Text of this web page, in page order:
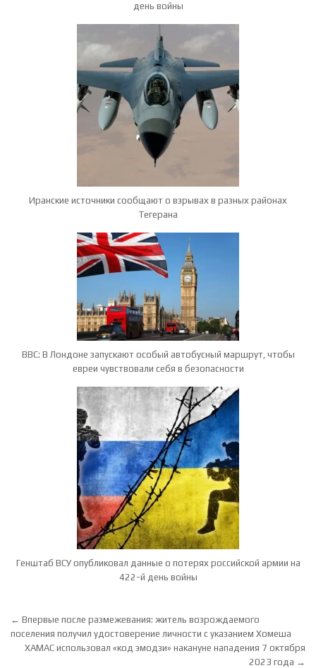
день войны
Иранские источники сообщают о взрывах в разных районах
Тегерана
BBC: В Лондоне запускают особый автобусный маршрут, чтобы
евреи чувствовали себя в безопасности
Генштаб ВСУ опубликовал данные о потерях российской армии на
422-й день войны
Навигация по записям
← Впервые после размежевания: житель возрождаемого
поселения получил удостоверение личности с указанием Хомеша
ХАМАС использовал «код эмодзи» накануне нападения 7 октября
2023 года →